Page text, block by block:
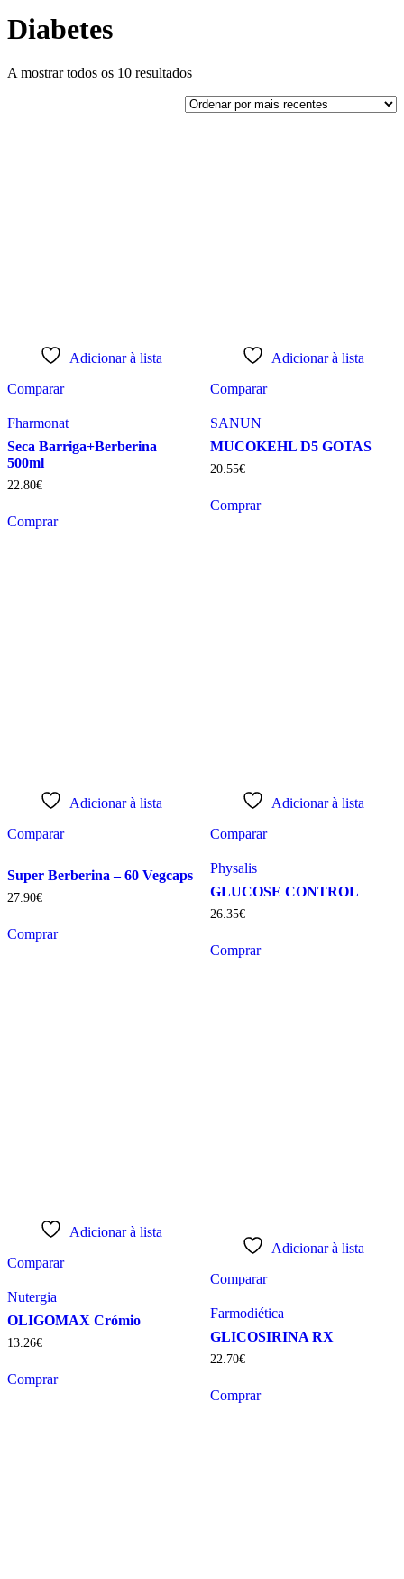
Diabetes
A mostrar todos os 10 resultadosOrdenado
mais
Adicionar à lista
Comparar
Fharmonat
Seca Barriga+Berberina
500ml
22 80€
Comprar
Adicionar à lista
Comparar
SANUN
MUCOKEHL D5 GOTAS
20. 55€
Comprar
Adicionar à lista
Comparar
Super Berberina – 60 Vegcaps
27 90€
Comprar
Adicionar à lista
Comparar
Physalis
GLUCOSE CONTROL
26. 35€
Comprar
Adicionar à lista
Comparar
Nutergia
OLIGOMAX Crómio
13 26€
Comprar
Adicionar à lista
Comparar
Farmodiética
GLICOSIRINA RX
22 70€
Comprar